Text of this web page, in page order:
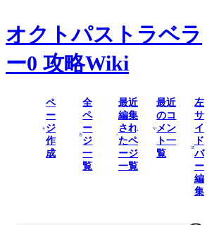
オクトパストラベラ
ー0 攻略Wiki
ペ
ー
ジ
作
成
全
ペ
ー
ジ
一
覧
最近
編集
され
たペ
ージ
一覧
最近
のコ
メン
ト一
覧
左
サ
イ
ド
バ
ー
編
集